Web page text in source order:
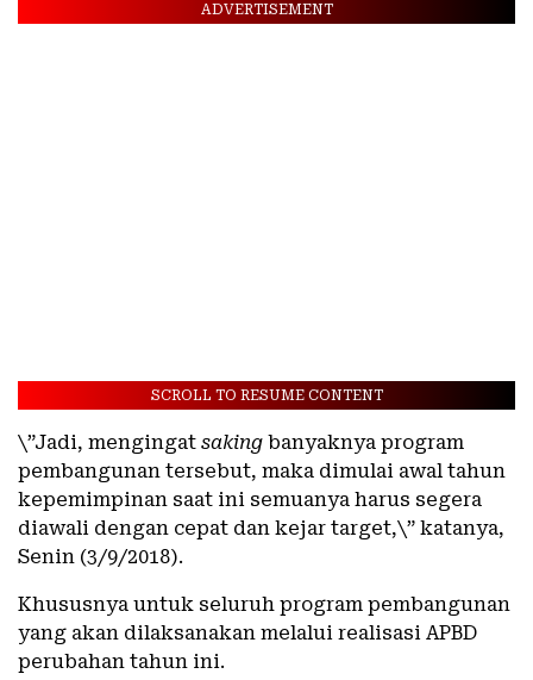
ADVERTISEMENT
SCROLL TO RESUME CONTENT
\”Jadi, mengingat saking banyaknya program
pembangunan tersebut, maka dimulai awal tahun
kepemimpinan saat ini semuanya harus segera
diawali dengan cepat dan kejar target,\” katanya,
Senin (3/9/2018).
Khususnya untuk seluruh program pembangunan
yang akan dilaksanakan melalui realisasi APBD
perubahan tahun ini.